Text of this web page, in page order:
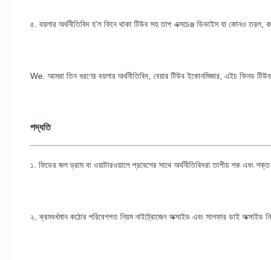
৫. বয়লার অর্থনীতিবিদ হ'ল ফিনে থাকা টিউব সহ তাপ এক্সচেঞ্জ ডিভাইস যা কোনও
We. আমরা তিন ধরণের বয়লার অর্থনীতিবিদ, বেয়ার টিউব ইকোনমিজার, এইচ ফিনড
পদ্ধতি
১. ফিডের জল ড্রাম বা ওয়াটারওয়ালে প্রবেশের সাথে অর্থনীতিবিদরা তাপীয় শক এবং
২. ক্রমবর্ধমান কঠোর পরিবেশগত নিয়ম নাইট্রোজেন অক্সাইড এবং সালফার ডাই অক্সাইড